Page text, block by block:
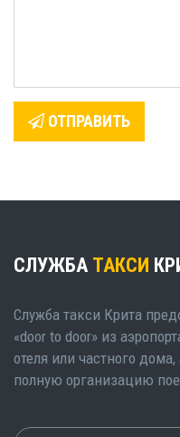
ОТПРАВИТЬ
СЛУЖБА ТАКСИ
Служба такси Крита
«door to door» из
отеля или частного
полную организацию